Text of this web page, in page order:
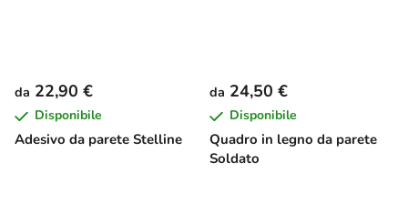
Adesivo da parete Stelline
da 22,90 €
Disponibile
Quadro in legno da parete
Soldato
da 24,50 €
Disponibile